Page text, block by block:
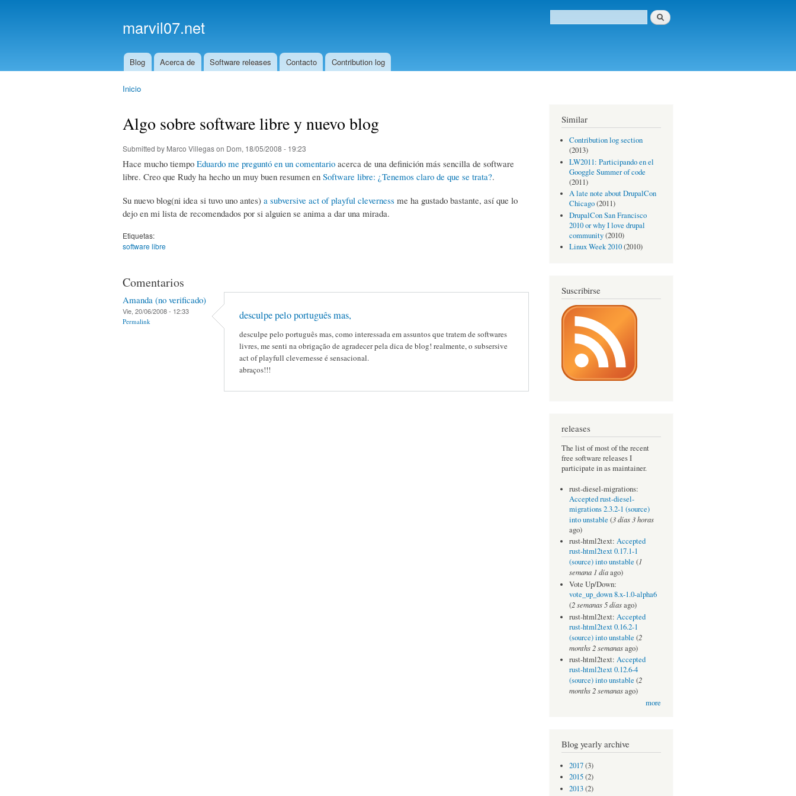
marvil07.net Formulario de búsqueda
Buscar
Main menu
Blog Acerca de Software releases Contacto Contribution log
Inicio
Algo sobre software libre y nuevo blog
Submitted by Marco Villegason Dom, 18/05/2008 - 19:23
Hace mucho tiempo Eduardo me preguntó en un comentario acerca de una definición más sencilla de software
libre. Creo que Rudy ha hecho un muy buen resumen en Software libre: ¿Tenemos claro de que se trata?.
Su nuevo blog(ni idea si tuvo uno antes) a subversive act of playful cleverness me ha gustado bastante, así que lo
dejo en mi lista de recomendados por si alguien se anima a dar una mirada.
Etiquetas:
software libre
Comentarios
Amanda (no verificado)
Vie, 20/06/2008 - 12:33
Permalink desculpe pelo português mas,
desculpe pelo português mas, como interessada em assuntos que tratem de softwares
livres, me senti na obrigação de agradecer pela dica de blog! realmente, o subsersive
act of playfull clevernesse é sensacional.
abraços!!!
Similar
Contribution log section
(2013)
LW2011: Participando en el
Googgle Summer of code
(2011)
A late note about DrupalCon
Chicago(2011)
DrupalCon San Francisco
2010 or why I love drupal
community(2010)
Linux Week 2010(2010)
Suscribirse
releases
The list of most of the recent
free software releases I
participate in as maintainer.
rust-diesel-migrations:
Accepted rust-diesel-
migrations 2.3.2-1 (source)
into unstable (3 días 3 horas
ago)
rust-html2text: Accepted
rust-html2text 0.17.1-1
(source) into unstable (1
semana 1 díaago)
Vote Up/Down:
vote_up_down 8.x-1.0-alpha6
(2 semanas 5 díasago)
rust-html2text: Accepted
rust-html2text 0.16.2-1
(source) into unstable (2
months 2 semanasago)
rust-html2text: Accepted
rust-html2text 0.12.6-4
(source) into unstable (2
months 2 semanasago)
more
Blog yearly archive
2017(3)
2015(2)
2013(2)